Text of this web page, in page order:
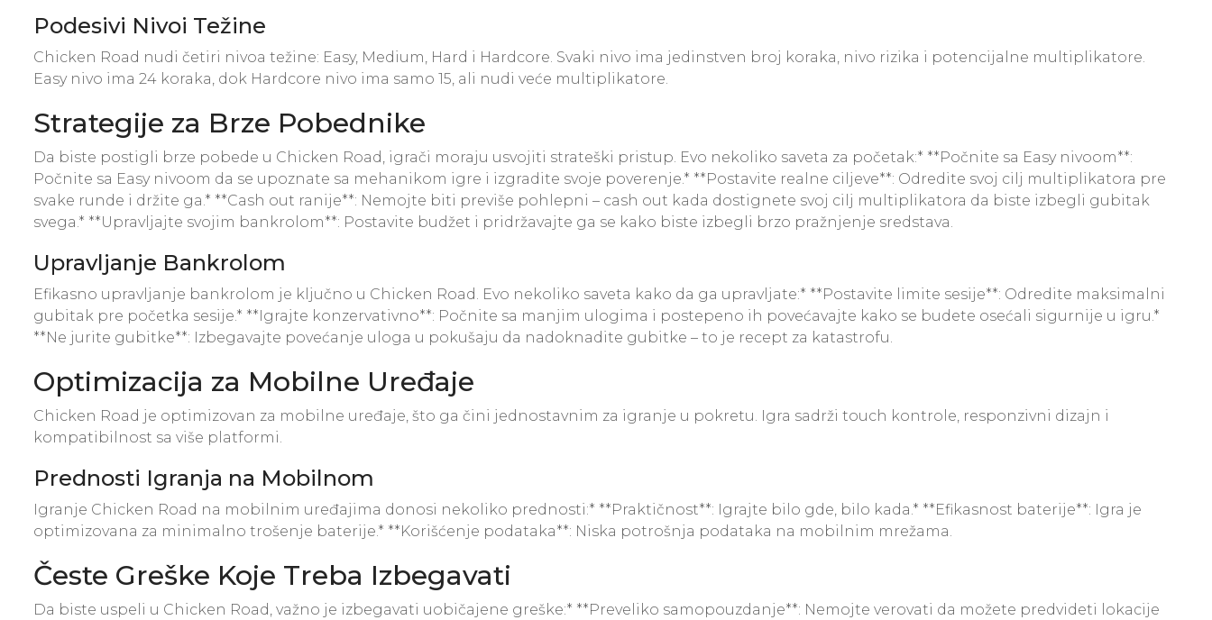
Podesivi Nivoi Težine
Chicken Road nudi četiri nivoa težine: Easy, Medium, Hard i Hardcore. Svaki nivo ima jedinstven broj koraka, nivo rizika i potencijalne multiplikatore.
Easy nivo ima 24 koraka, dok Hardcore nivo ima samo 15, ali nudi veće multiplikatore.
Strategije za Brze Pobednike
Da biste postigli brze pobede u Chicken Road, igrači moraju usvojiti strateški pristup. Evo nekoliko saveta za početak:* **Počnite sa Easy nivoom**:
Počnite sa Easy nivoom da se upoznate sa mehanikom igre i izgradite svoje poverenje.* **Postavite realne ciljeve**: Odredite svoj cilj multiplikatora pre
svake runde i držite ga.* **Cash out ranije**: Nemojte biti previše pohlepni – cash out kada dostignete svoj cilj multiplikatora da biste izbegli gubitak
svega.* **Upravljajte svojim bankrolom**: Postavite budžet i pridržavajte ga se kako biste izbegli brzo pražnjenje sredstava.
Upravljanje Bankrolom
Efikasno upravljanje bankrolom je ključno u Chicken Road. Evo nekoliko saveta kako da ga upravljate:* **Postavite limite sesije**: Odredite maksimalni
gubitak pre početka sesije.* **Igrajte konzervativno**: Počnite sa manjim ulogima i postepeno ih povećavajte kako se budete osećali sigurnije u igru.*
**Ne jurite gubitke**: Izbegavajte povećanje uloga u pokušaju da nadoknadite gubitke – to je recept za katastrofu.
Optimizacija za Mobilne Uređaje
Chicken Road je optimizovan za mobilne uređaje, što ga čini jednostavnim za igranje u pokretu. Igra sadrži touch kontrole, responzivni dizajn i
kompatibilnost sa više platformi.
Prednosti Igranja na Mobilnom
Igranje Chicken Road na mobilnim uređajima donosi nekoliko prednosti:* **Praktičnost**: Igrajte bilo gde, bilo kada.* **Efikasnost baterije**: Igra je
optimizovana za minimalno trošenje baterije.* **Korišćenje podataka**: Niska potrošnja podataka na mobilnim mrežama.
Česte Greške Koje Treba Izbegavati
Da biste uspeli u Chicken Road, važno je izbegavati uobičajene greške:* **Preveliko samopouzdanje**: Nemojte verovati da možete predvideti lokacije